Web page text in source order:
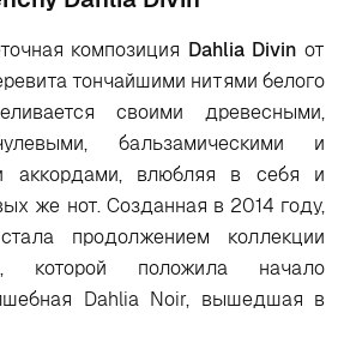
композиция Dahlia Divin от
тончайшими нитями белого
своими древесными,
бальзамическими и
аккордами, влюбляя в себя и
же нот. Созданная в 2014 году,
продолжением коллекции
которой положила начало
Dahlia Noir, вышедшая в